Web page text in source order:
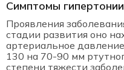
Симптомы
Проявления
стадии развития оно
артериальное
130 на 70-90 мм
степени тяжести